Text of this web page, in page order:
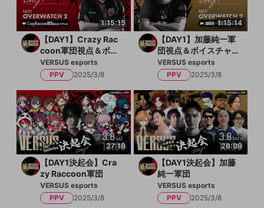
1:15:15
【DAY1】Crazy Rac
coon軍団視点＆ボイ
スチャット「Overwa
tch 2」
VERSUS esports
PPV
2025/3/8
1:15:14
【DAY1】加藤純一軍
団視点＆ボイスチャ
ット「Overwatch
2」
VERSUS esports
PPV
2025/3/8
27:18
【DAY1決起会】Cra
zy Raccoon軍団
VERSUS esports
PPV
2025/3/8
28:09
【DAY1決起会】加藤
純一軍団
VERSUS esports
PPV
2025/3/8